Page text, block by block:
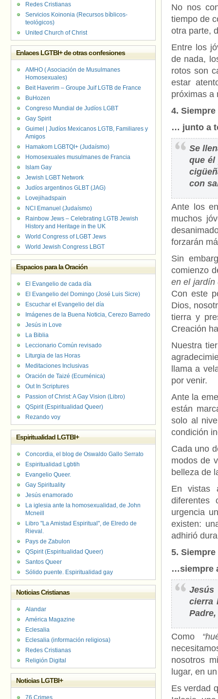
No nos
tiempo de
otra parte,
Entre los
de nada,
rotos son
estar
próximas a
4.
… junto a
Se
que él
con
Ante los
muchos
forzarán
Sin
comienzo
en el jardín
Con este
Dios,
tierra y
Creación
Nuestra
llama a
por venir.
Ante la
están
solo al
condición
Cada uno
modos de
belleza de
En vistas
diferentes
urgencia
existen:
adhirió
5.
…siempre
Jesús
cierra
Como
nosotros
lugar, en
Es verdad
Redes Cristianas
Servicios Koinonia (Recursos bíblicos-
teológicos)
United Church of Christ
Enlaces LGTBI+ de otras confesiones
AMHO ( Asociación de Musulmanes
Homosexuales)
Beit Haverim – Groupe Juif LGTB de France
BuHozen
Congreso Mundial de Judíos LGBT
Gay Spirit
Guimel | Judíos Mexicanos LGTB, Familiares y
Amigos
Hamakom LGBTQI+ (Judaísmo)
Homosexuales musulmanes de Francia
Islam Gay
Jewish LGBT Network
Judíos argentinos GLBT (JAG)
Lovejihadspain
NCI Emanuel (Judaísmo)
Rainbow Jews – Celebrating LGTB Jewish
History and Heritage in the UK
World Congress of LGBT Jews
World Jewish Congress LBGT
Espacios para la Oración
El Evangelio de cada día
El Evangelio del Domingo (José Luis Sicre)
Escuchar el Evangelio del día
Imágenes de la Buena Noticia, Cerezo Barredo
Jesús in Love
La Biblia
Leccionario Común revisado
Liturgia de las Horas
Meditaciones Inclusivas
Oración de Taizé (Ecuménica)
Out In Scriptures
Passion of Christ: A Gay Vision (Libro)
QSpirit (Espiritualidad Queer)
Rezando voy
Espiritualidad LGTBI+
Concordia, el blog de Oswaldo Gallo Serrato
Espiritualidad Lgbtih
Evangelio Queer.
Gay Spirituality
Jesús enamorado
La iglesia ante la homosexualidad, de John
Mcneill
Libro "La Amistad Espiritual", de Elredo de
Rieval.
Pays de Zabulon
QSpirit (Espiritualidad Queer)
Santos Queer
Sólido puente. Espiritualidad gay
Noticias Cristianas
Alandar
América Magazine
Eclesalia
Eclesalia (información religiosa)
Redes Cristianas
Religión Digital
Noticias LGTBI+
76 Crimes